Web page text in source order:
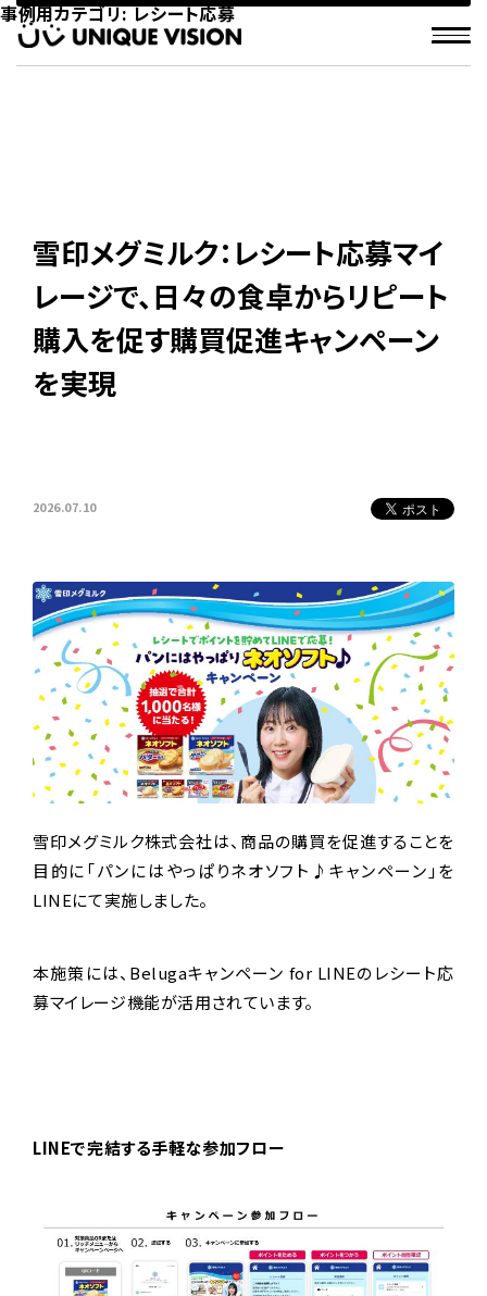
事例用カテゴリ:レシート応募
雪印メグミルク：レシート応募マイ
レージで、日々の食卓からリピート
購入を促す購買促進キャンペーン
を実現
2026.07.10
雪印メグミルク株式会社は、商品の購買を促進することを
目的に「パンにはやっぱりネオソフト♪キャンペーン」を
LINEにて実施しました。
本施策には、Belugaキャンペーン for LINEのレシート応
募マイレージ機能が活用されています。
LINEで完結する手軽な参加フロー